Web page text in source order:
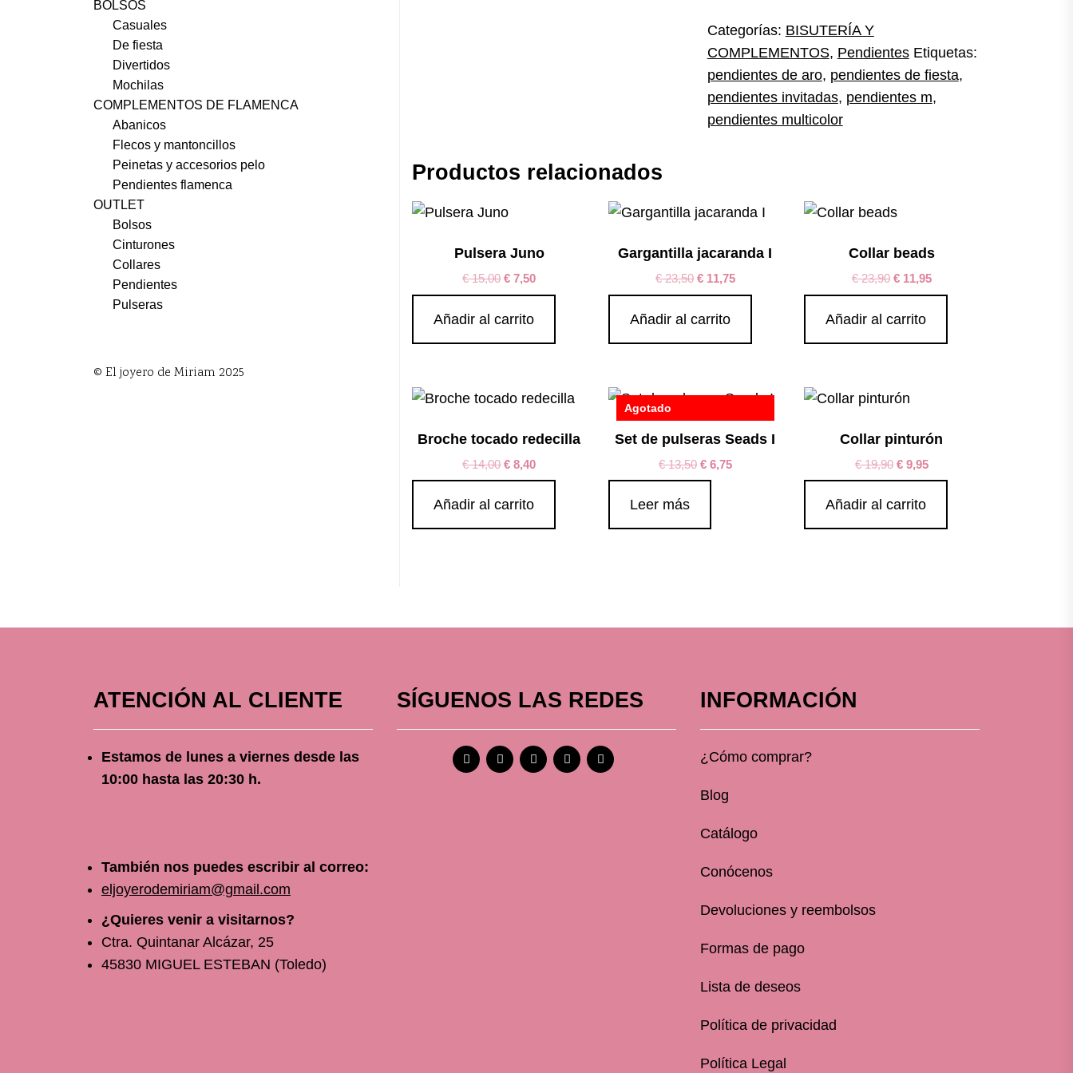
Categorías: BISUTERÍA Y
COMPLEMENTOS, Pendientes Etiquetas:
pendientes de aro, pendientes de fiesta,
pendientes invitadas, pendientes m,
pendientes multicolor
Productos relacionados
Pulsera Juno
€15,00 € 7,50
Añadir al carrito
Gargantilla jacaranda I
€23,50 €11,75
Añadir al carrito
Collar beads
€23,90 €11,95
Añadir al carrito
Broche tocado redecilla
€14,00 € 8,40
Añadir al carrito
Agotado
Set de pulseras Seads I
€13,50 €6,75
Leer más
Collar pinturón
€19,90 €9,95
Añadir al carrito
BOLSOS
Casuales
De fiesta
Divertidos
Mochilas
COMPLEMENTOS DE FLAMENCA
Abanicos
Flecos y mantoncillos
Peinetas y accesorios pelo
Pendientes flamenca
OUTLET
Bolsos
Cinturones
Collares
Pendientes
Pulseras
© El joyero de Miriam 2025
ATENCIÓN AL CLIENTE
Estamos de lunes a viernes desde las
10:00 hasta las 20:30 h.
También nos puedes escribir al correo:
eljoyerodemiriam@gmail.com
¿Quieres venir a visitarnos?
Ctra. Quintanar Alcázar, 25
45830 MIGUEL ESTEBAN (Toledo)
SÍGUENOS LAS REDES INFORMACIÓN
¿Cómo comprar?
Blog
Catálogo
Conócenos
Devoluciones y reembolsos
Formas de pago
Lista de deseos
Política de privacidad
Política Legal